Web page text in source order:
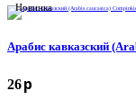
Новинка
Арабис кавказский
26p